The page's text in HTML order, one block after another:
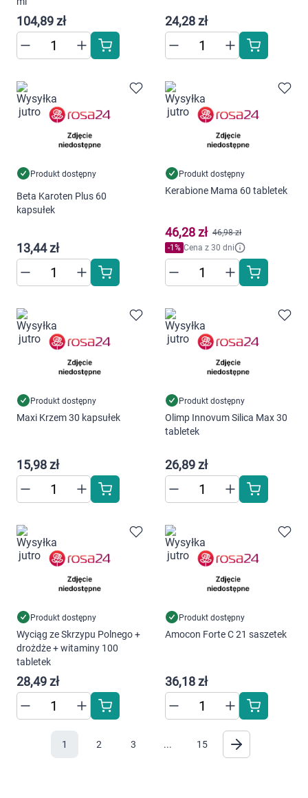
Korzystamy z plików cookies w celu
dostosowania zawartości serwisu do Twoich
preferencji. Więcej informacji znajdziesz w
warunki przechowywania lub dostępu do
cookies poprzez kliknięcie przycisku
"Ustawienia" lub możesz zaakceptować
ustawienia wszystkich cookies klikając
AKCEPTUJĘ WSZYSTKIE
Ustawienia
AKCEPTUJĘ WSZYSTKIE
104,89 zł 24,28 zł
Produkt dostępny
Beta Karoten Plus 60
kapsułek
13,44 zł
Produkt dostępny
Kerabione Mama 60 tabletek
46,28 zł 46,98 zł
-1 % Cena z 30 dni
Produkt dostępny
Maxi Krzem 30 kapsułek
15,98 zł
Produkt dostępny
Olimp Innovum Silica Max 30
tabletek
26,89 zł
Produkt dostępny
Wyciąg ze Skrzypu Polnego +
drożdże + witaminy 100
tabletek
28,49 zł
Produkt dostępny
Amocon Forte C 21 saszetek
36,18 zł
1 2 3 ... 15